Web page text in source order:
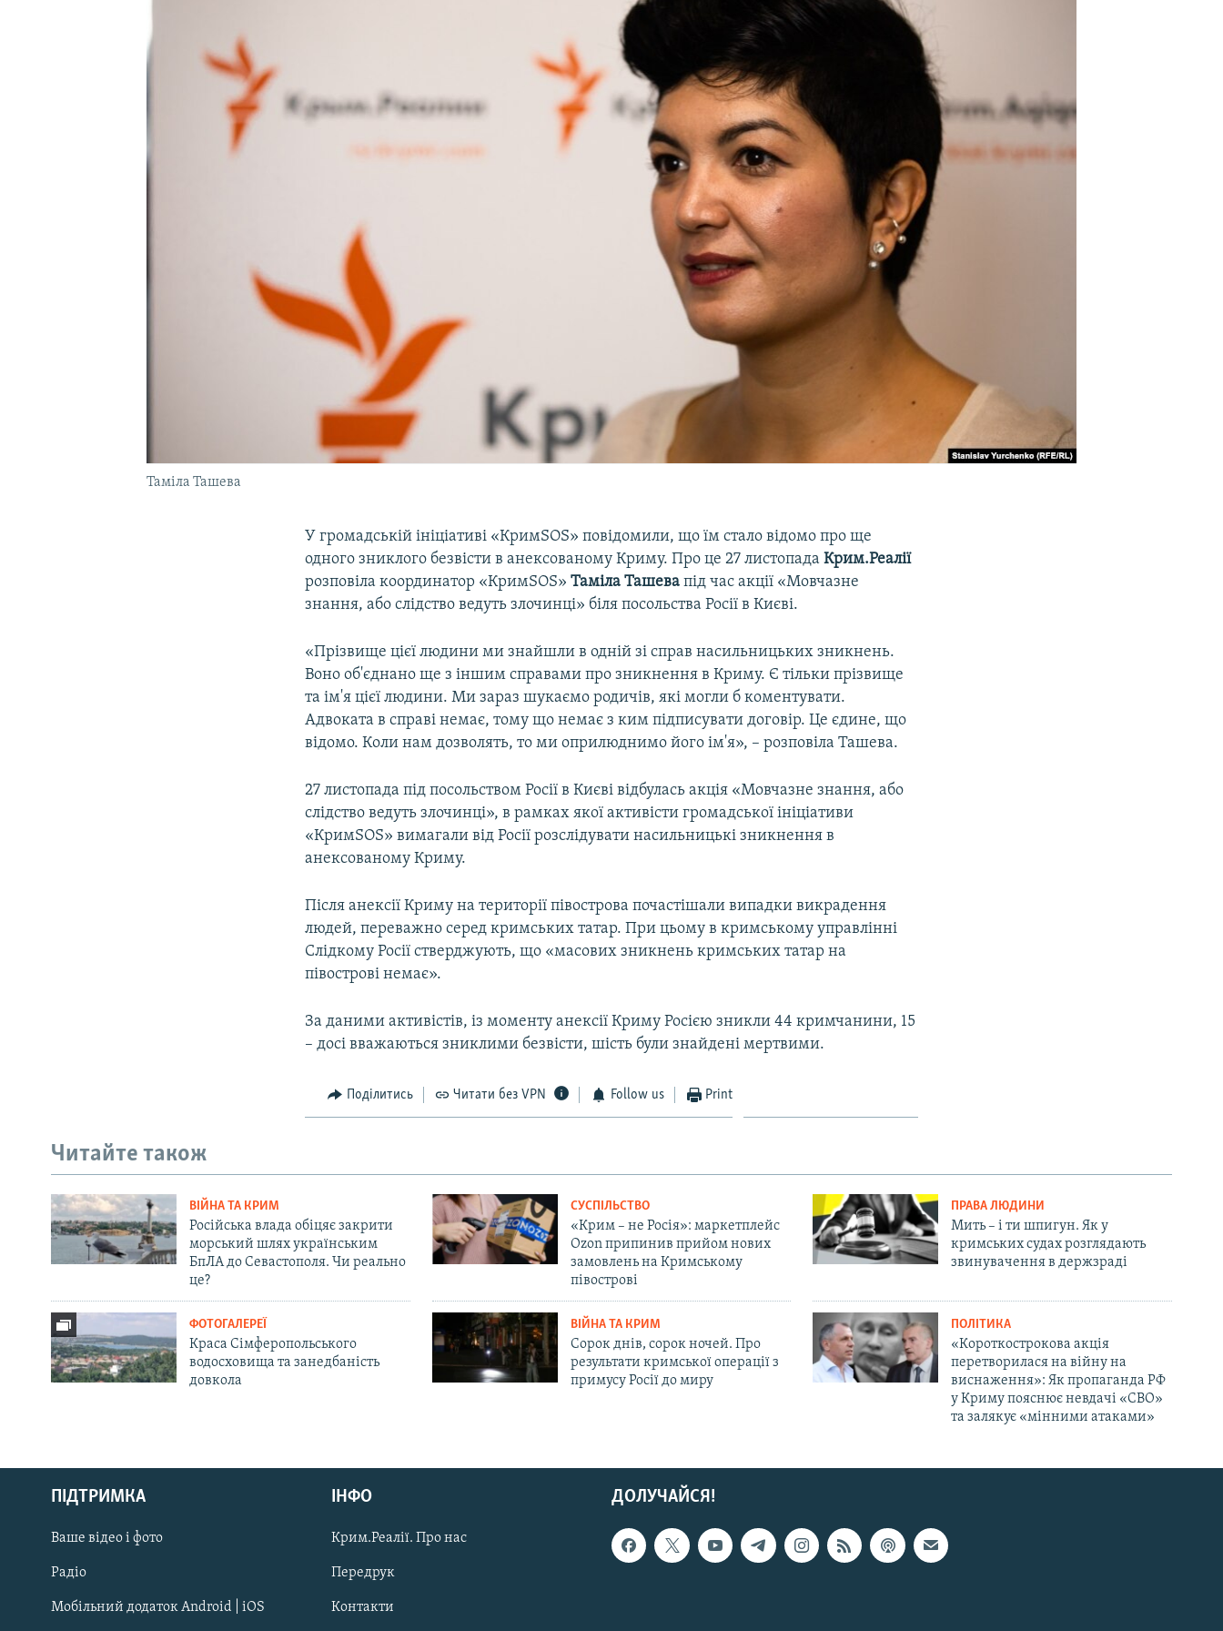
УКРАЇНСЬКА ПРОБЛЕМА КРИМУ
Русский
Qırımtatar
ДОЛУЧАЙСЯ!
Таміла Ташева
У громадській ініціативі «КримSOS» повідомили, що їм стало відомо про ще
одного зниклого безвісти в анексованому Криму. Про це 27 листопадаКрим.Реалії
розповіла координатор «КримSOS»Таміла Ташева під час акції «Мовчазне
знання, або слідство ведуть злочинці» біля посольства Росії в Києві.
«Прізвище цієї людини ми знайшли в одній зі справ насильницьких зникнень.
Воно об'єднано ще з іншим справами про зникнення в Криму. Є тільки прізвище
та ім'я цієї людини. Ми зараз шукаємо родичів, які могли б коментувати.
Адвоката в справі немає, тому що немає з ким підписувати договір. Це єдине, що
відомо. Коли нам дозволять, то ми оприлюднимо його ім'я», – розповіла Ташева.
27 листопада під посольством Росії в Києві відбулась акція «Мовчазне знання, або
слідство ведуть злочинці», в рамках якої активісти громадської ініціативи
«КримSOS» вимагали від Росії розслідувати насильницькі зникнення в
анексованому Криму.
Після анексії Криму на території півострова почастішали випадки викрадення
людей, переважно серед кримських татар. При цьому в кримському управлінні
Слідкому Росії стверджують, що «масових зникнень кримських татар на
півострові немає».
За даними активістів, із моменту анексії Криму Росією зникли 44 кримчанини, 15
– досі вважаються зниклими безвісти, шість були знайдені мертвими.
Поділитись Читати без VPN Follow us Print
Читайте також
ВІЙНА ТА КРИМ
Російська влада обіцяє закрити
морський шлях українським
БпЛА до Севастополя. Чи реально
це?
СУСПІЛЬСТВО
«Крим – не Росія»: маркетплейс
Ozon припинив прийом нових
замовлень на Кримському
півострові
ПРАВА ЛЮДИНИ
Мить – і ти шпигун. Як у
кримських судах розглядають
звинувачення в держзраді
ФОТОГАЛЕРЕЇ
Краса Сімферопольського
водосховища та занедбаність
довкола
ВІЙНА ТА КРИМ
Сорок днів, сорок ночей. Про
результати кримської операції з
примусу Росії до миру
ПОЛІТИКА
«Короткострокова акція
перетворилася на війну на
виснаження»: Як пропаганда РФ
у Криму пояснює невдачі «СВО»
та залякує «мінними атаками»
ДОЛУЧАЙСЯ!
ПІДТРИМКА
Ваше відео і фото
Радіо
Мобільний додаток Android | iOS
ІНФО
Крим.Реалії. Про нас
Передрук
Контакти